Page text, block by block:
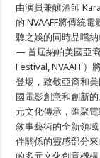
由演員兼釀酒師
的 NVAAFF將傳統
聽之娛的同時品嚐
— 首屆納帕美國亞
Festival, NVAAFF）
登場，致敬亞裔和
國電影創意和創新
元文化傳承，匯聚
敘事藝術的全新領
伴關係的靈感部分